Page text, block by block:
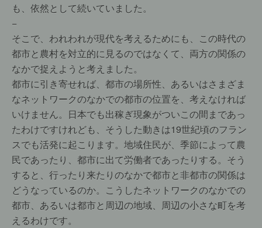
も、依然として続いていました。
−
そこで、われわれが現代を考えるためにも、この時代の
都市と農村を対立的に見るのではなくて、両方の関係の
なかで捉えようと考えました。
都市に引き寄せれば、都市の場所性、あるいはさまざま
なネットワークのなかでの都市の位置を、考えなければ
いけません。日本でも出稼ぎ現象がついこの間まであっ
たわけですけれども、そうした動きは19世紀頃のフラン
スでも活発に起こります。地域住民が、季節によって農
民であったり、都市に出て労働者であったりする。そう
すると、行ったり来たりのなかで都市と非都市の関係は
どうなっているのか。こうしたネットワークのなかでの
都市、あるいは都市と周辺の地域、周辺の小さな町を考
えるわけです。